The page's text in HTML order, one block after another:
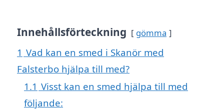
Innehållsförteckning gömma
1 Vad kan en smed i Skanör med
Falsterbo hjälpa till med?
1.1 Visst kan en smed hjälpa till med
följande: